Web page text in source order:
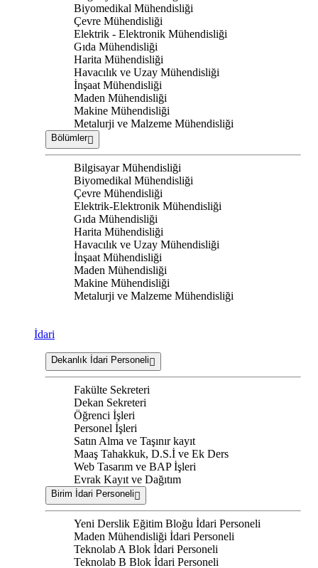
Biyomedikal Mühendisliği
Çevre Mühendisliği
Elektrik - Elektronik Mühendisliği
Gıda Mühendisliği
Harita Mühendisliği
Havacılık ve Uzay Mühendisliği
İnşaat Mühendisliği
Maden Mühendisliği
Makine Mühendisliği
Metalurji ve Malzeme Mühendisliği
Bölümler
Bilgisayar Mühendisliği
Biyomedikal Mühendisliği
Çevre Mühendisliği
Elektrik-Elektronik Mühendisliği
Gıda Mühendisliği
Harita Mühendisliği
Havacılık ve Uzay Mühendisliği
İnşaat Mühendisliği
Maden Mühendisliği
Makine Mühendisliği
Metalurji ve Malzeme Mühendisliği
İdari
Dekanlık İdari Personeli
Fakülte Sekreteri
Dekan Sekreteri
Öğrenci İşleri
Personel İşleri
Satın Alma ve Taşınır kayıt
Maaş Tahakkuk, D.S.İ ve Ek Ders
Web Tasarım ve BAP İşleri
Evrak Kayıt ve Dağıtım
Birim İdari Personeli
Yeni Derslik Eğitim Bloğu İdari Personeli
Maden Mühendisliği İdari Personeli
Teknolab A Blok İdari Personeli
Teknolab B Blok İdari Personeli